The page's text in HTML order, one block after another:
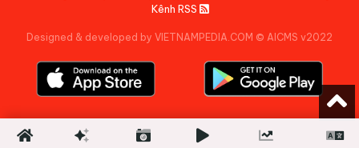
Kênh RSS
Designed & developed by VIETNAMPEDIA.COM © AICMS v2022